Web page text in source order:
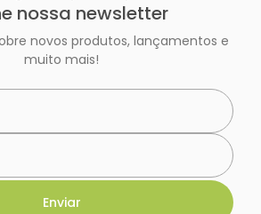
nossa newsletter
novos produtos, lançamentos e
muito mais!